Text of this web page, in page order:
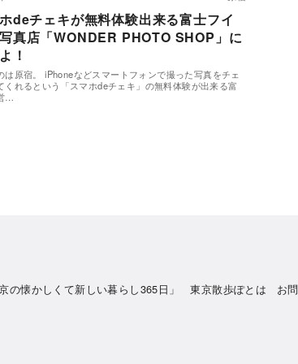
deチェキが無料体験出来る富士フイ
真店「WONDER PHOTO SHOP」に
！
は原宿。 iPhoneなどスマートフォンで撮った写真をチェ
くれるという「スマホdeチェキ」の無料体験が出来る富
…
の懐かしくて新しい暮らし365日」 東京散歩ぽとは お